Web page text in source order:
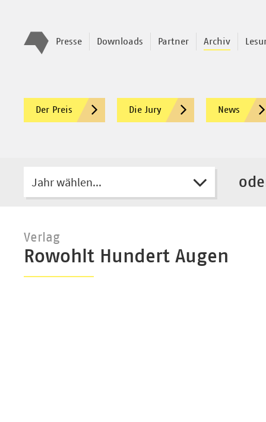
Presse Downloads Partner Archiv
Der Preis Die Jury News
Jahr wählen...
Verlag
Rowohlt Hundert Augen